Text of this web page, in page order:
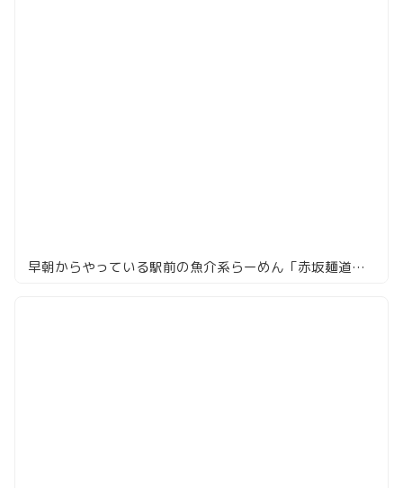
早朝からやっている駅前の魚介系らーめん「赤坂麺道 いってつ」